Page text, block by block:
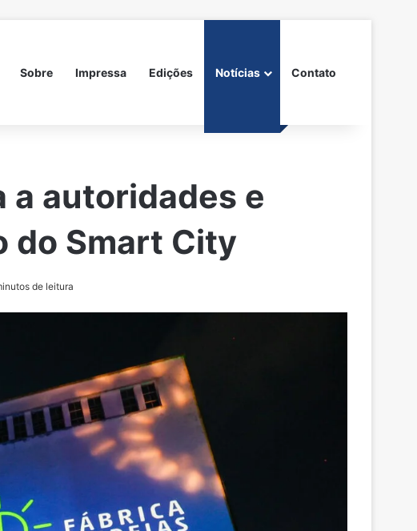
Sobre Impressa Edições Notícias Contato
a autoridades e
do Smart City
de leitura